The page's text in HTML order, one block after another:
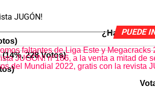
JUGÓN!
¿Harás la
(14%, 228 Votos)
PUEDE
faltantes de Liga Este y
JUGÓN! nº186, a la venta a mitad de
del Mundial 2022, gratis con la revista